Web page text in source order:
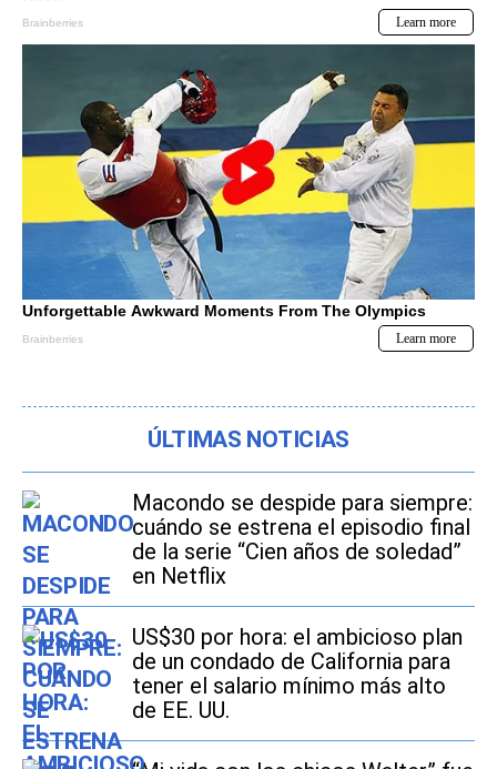
ÚLTIMAS NOTICIAS
Macondo se despide para siempre:
cuándo se estrena el episodio final
de la serie “Cien años de soledad”
en Netflix
US$30 por hora: el ambicioso plan
de un condado de California para
tener el salario mínimo más alto
de EE. UU.